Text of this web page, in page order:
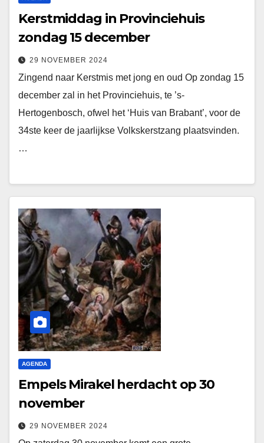
Kerstmiddag in Provinciehuis
zondag 15 december
29 NOVEMBER 2024
Zingend naar Kerstmis met jong en oud Op zondag 15
december zal in het Provinciehuis, te ’s-
Hertogenbosch, ofwel het ‘Huis van Brabant’, voor de
34ste keer de jaarlijkse Volkskerstzang plaatsvinden.
…
AGENDA
Empels Mirakel herdacht op 30
november
29 NOVEMBER 2024